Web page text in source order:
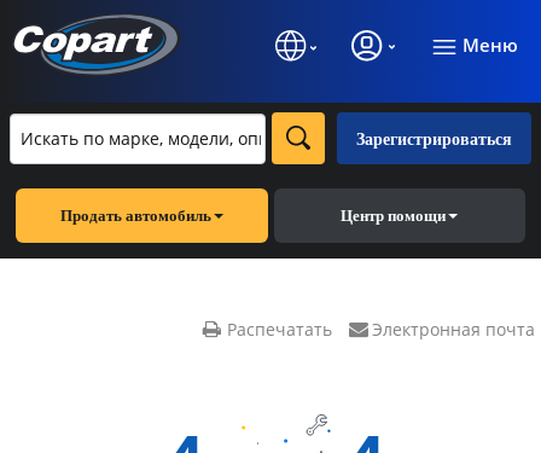
Меню
Зарегистрироваться
Продать автомобиль Центр помощи
Распечатать Электронная почта